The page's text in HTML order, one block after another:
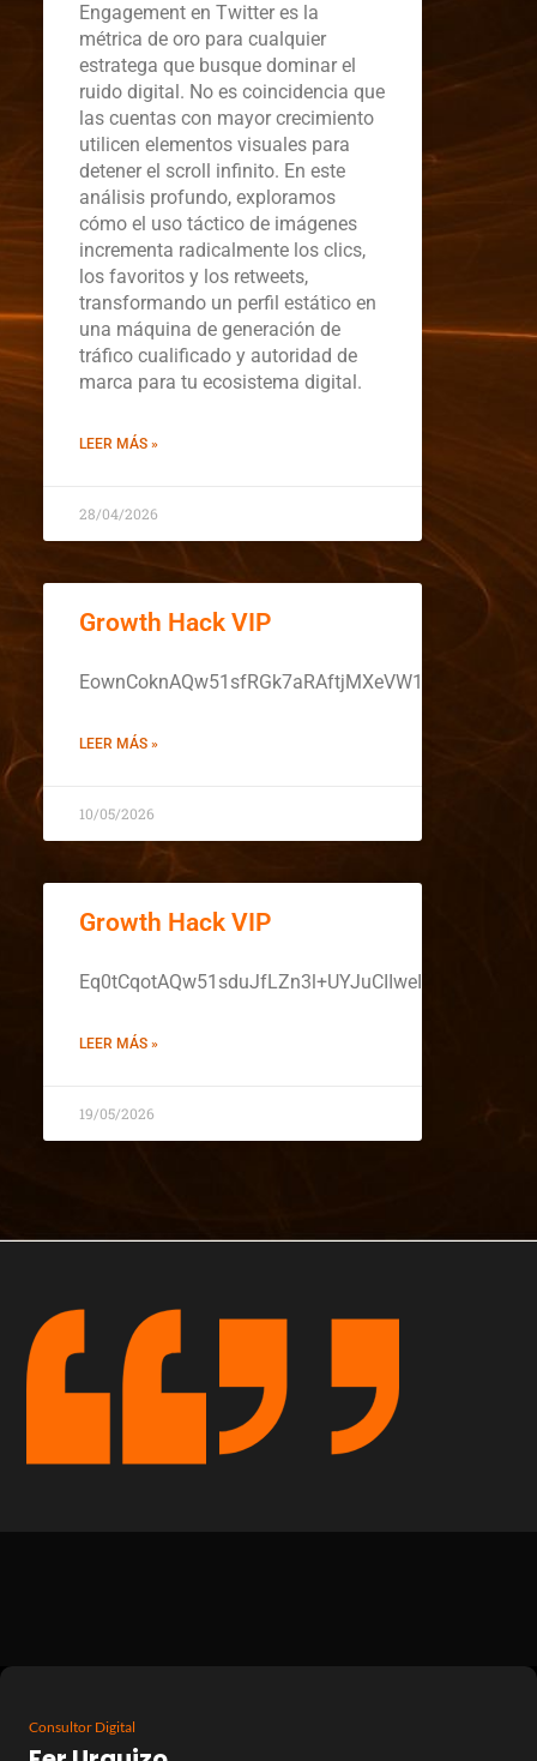
Engagement en Twitter es la
métrica de oro para cualquier
estratega que busque dominar el
ruido digital. No es coincidencia que
las cuentas con mayor crecimiento
utilicen elementos visuales para
detener el scroll infinito. En este
análisis profundo, exploramos
cómo el uso táctico de imágenes
incrementa radicalmente los clics,
los favoritos y los retweets,
transformando un perfil estático en
una máquina de generación de
tráfico cualificado y autoridad de
marca para tu ecosistema digital.
LEER MÁS »
28/04/2026
Growth Hack VIP
LEER MÁS »
10/05/2026
Growth Hack VIP
LEER MÁS »
19/05/2026
Consultor Digital